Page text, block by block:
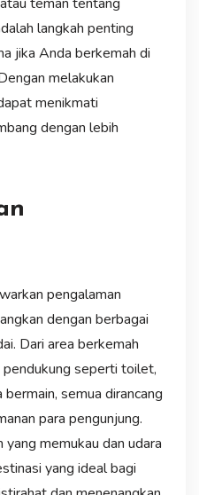
langkah penting
jika Anda berkemah di
melakukan
menikmati
dengan lebih
pengalaman
dengan berbagai
Dari area berkemah
pendukung seperti toilet,
semua dirancang
para pengunjung.
memukau dan udara
yang ideal bagi